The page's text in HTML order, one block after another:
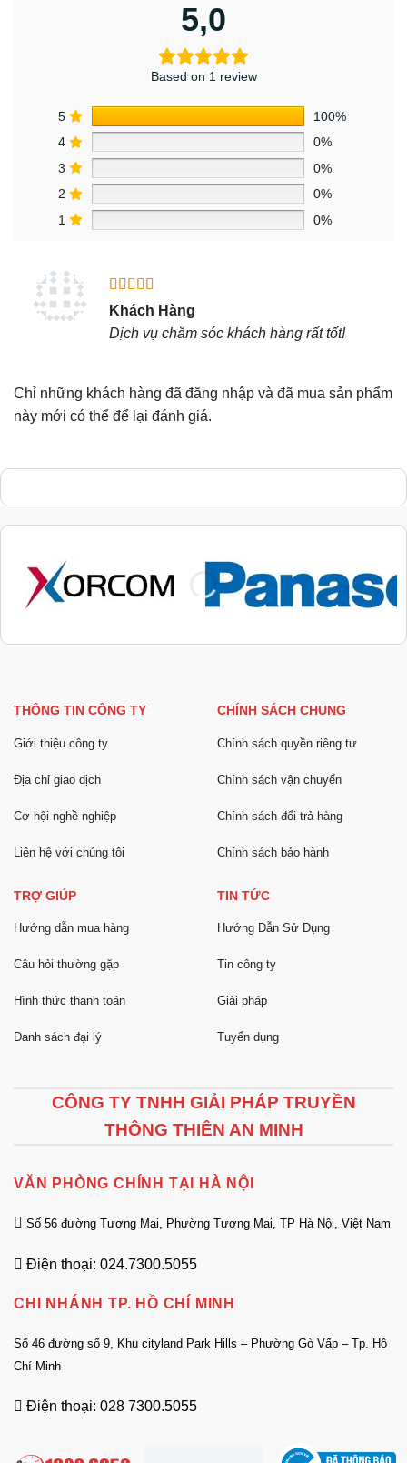
5,0
Based on 1 review
5
100%
4
0%
3
0%
2
0%
1
0%
Được xếp
hạng55
sao
Khách Hàng
Dịch vụ chăm sóc khách hàng rất tốt!
Chỉ những khách hàng đã đăng nhập và đã mua sản phẩm
này mới có thể để lại đánh giá.
THÔNG TIN CÔNG TY
Giới thiệu công ty
Địa chỉ giao dịch
Cơ hội nghề nghiệp
Liên hệ với chúng tôi
CHÍNH SÁCH CHUNG
Chính sách quyền riêng tư
Chính sách vận chuyển
Chính sách đổi trả hàng
Chính sách bảo hành
TRỢ GIÚP
Hướng dẫn mua hàng
Câu hỏi thường gặp
Hình thức thanh toán
Danh sách đại lý
TIN TỨC
Hướng Dẫn Sử Dụng
Tin công ty
Giải pháp
Tuyển dụng
CÔNG TY TNHH GIẢI PHÁP TRUYỀN
THÔNG THIÊN AN MINH
VĂN PHÒNG CHÍNH TẠI HÀ NỘI
Số 56 đường Tương Mai, Phường Tương Mai, TP Hà Nội, Việt Nam
Điện thoại: 024.7300.5055
CHI NHÁNH TP. HỒ CHÍ MINH
Số 46 đường số 9, Khu cityland Park Hills – Phường Gò Vấp – Tp. Hồ
Chí Minh
Điện thoại: 028 7300.5055